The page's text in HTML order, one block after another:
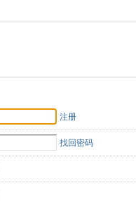
注册
找回密码